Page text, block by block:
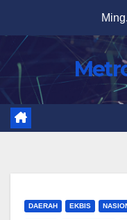
content
DAERAH EKBIS